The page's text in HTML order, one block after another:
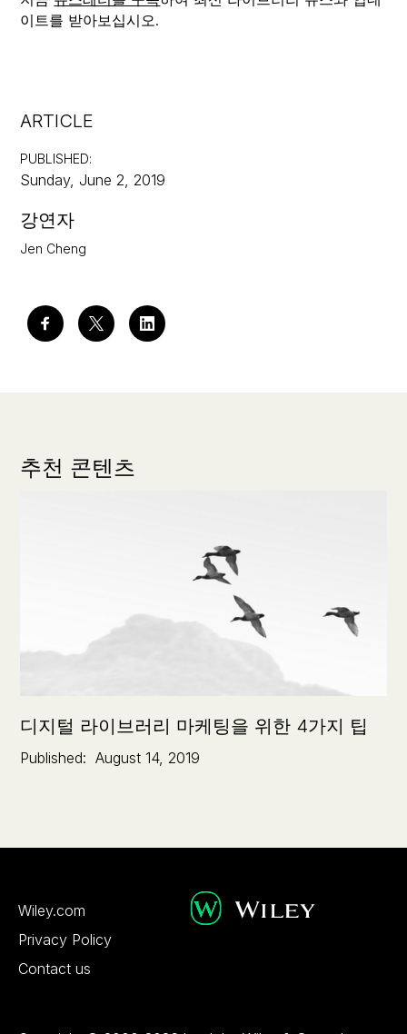
ARTICLE
PUBLISHED:
Sunday, June 2, 2019
강연자
Jen Cheng
이트를 받아보십시오.
추천 콘텐츠
디지털 라이브러리 마케팅을 위한 4가지 팁
Published: August 14, 2019
Wiley.com
Privacy Policy
Contact us